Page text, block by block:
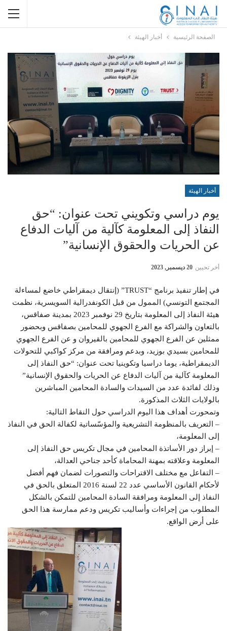
الصفحة الرئيسية أخبار الهيئة
أخبار الهيئة
يوم دراسي وتكويني تحت عنوان: “حق
النفاذ إلى المعلومة كآلية من آليات الدفاع
عن الحريات والحقوق الإنسانية”
أخر تحيين 20 ديسمبر, 2023
في إطار تنفيذ برنامج “TRUST” (إنتقال ديمقراطي خاضع لمساءلة
المجتمع التونسي) الممول من قبل الكونفدرالية السويسرية، نظمت
هيئة النفاذ إلى المعلومة بتاريخ 29 نوفمبر 2023 بمدينة صفاقس،
بالتعاون والشراكة مع الفرع الجهوي للمحامين بصفاقس وبحضور
ممثلين عن الفرع الجهوي للمحامين بالقيروان و عن الفرع الجهوي
للمحامين بسيدي بوزيد، وبدعم ومرافقة من مركز كواكبي للتحولات
الديمقراطية، يوما دراسيا وتكوينيا تحت عنوان: “حق النفاذ إلى
المعلومة كآلية من آليات الدفاع عن الحريات والحقوق الإنسانية”
وذلك لفائدة عدد من السيدات والسادة المحامين المباشرين
بالولايات الثلاث المذكورة.
وتمحورت أهداف هذا اليوم الدراسي حول النقاط التالية:
– التعريف بالمنظومة التشريعية والمؤسّساتية لكفالة الحق في النفاذ
إلى المعلومة،
– إبراز دور الأساتذة المحامين في مجال تكريس حق النفاذ إلى
المعلومة وعلاقته بمهنة المحاماة كأحد جناحي العدالة،
– التفاعل مع مختلف الاقتراحات والتصورات لضمان فهم أفضل
لأحكام القانون الأساسي عدد 22 لسنة 2016 المتعلق بالحق في
النفاذ إلى المعلومة ومرافقة السادة المحامين للتمكن بالشكل
المطلوب من إجراءات وأساليب تكريس ودعم ممارسة هذا الحق
على أرض الواقع.